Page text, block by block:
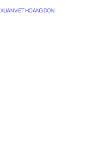
XUAN VIET HOANG DON